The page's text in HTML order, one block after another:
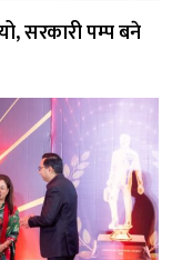
सरकारी पम्प बने